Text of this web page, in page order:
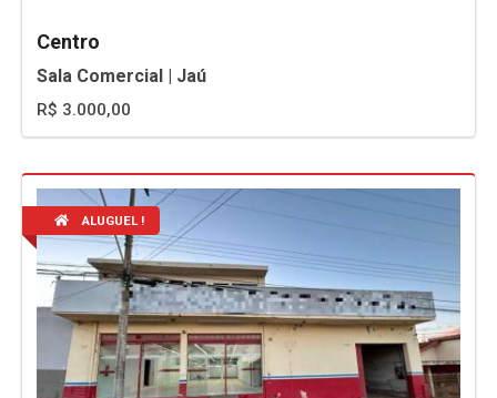
Centro
Sala Comercial | Jaú
R$ 3.000,00
ALUGUEL !